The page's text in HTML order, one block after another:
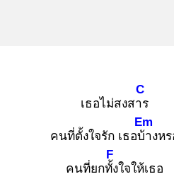
เธอไม่สงสาร
C
คนที่ตั้งใจรัก เธอบ้า
Em
งห
คนที่ยกทั้ง
F
ใจให้เธอ